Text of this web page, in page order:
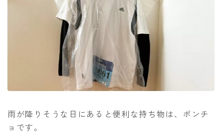
雨が降りそうな日にあると便利な持ち物は、ポンチ
ョです。